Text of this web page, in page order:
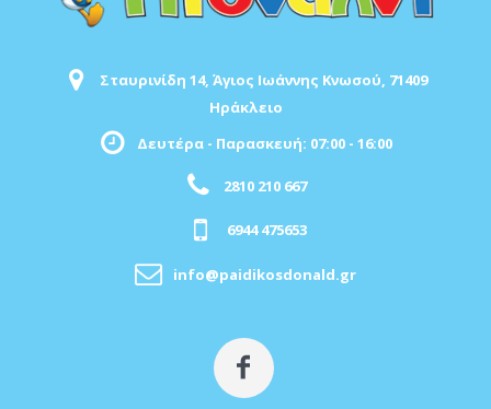
Σταυρινίδη 14, Άγιος Ιωάννης Κνωσού, 71409
Ηράκλειο
Δευτέρα - Παρασκευή: 07:00 - 16:00
2810 210 667
6944 475653
info@paidikosdonald.gr